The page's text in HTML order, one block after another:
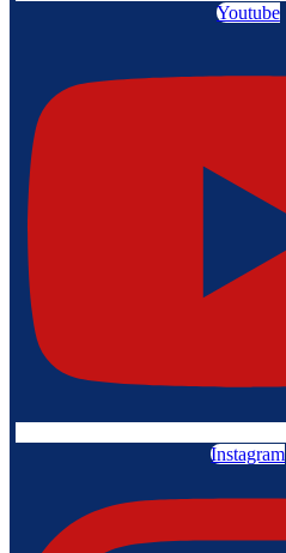
Youtube
Instagram